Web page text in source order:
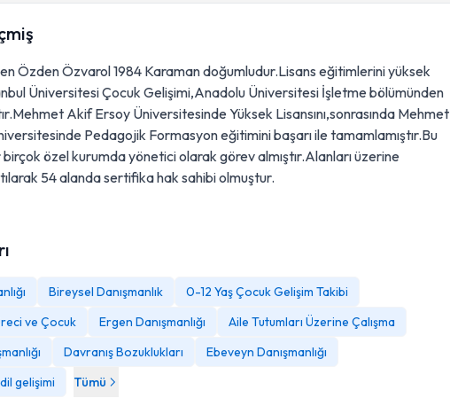
Özden Özvarol 1984 Karaman doğumludur.Lisans eğitimlerini yüksek
Üniversitesi Çocuk Gelişimi,Anadolu Üniversitesi İşletme bölümünden
Akif Ersoy Üniversitesinde Yüksek Lisansını,sonrasında Mehmet
Pedagojik Formasyon eğitimini başarı ile tamamlamıştır.Bu
özel kurumda yönetici olarak görev almıştır.Alanları üzerine
54 alanda sertifika hak sahibi olmuştur.
Bireysel Danışmanlık
0-12 Yaş Çocuk Gelişim Takibi
ve Çocuk
Ergen Danışmanlığı
Aile Tutumları Üzerine Çalışma
Davranış Bozuklukları
Ebeveyn Danışmanlığı
gelişimi
Tümü